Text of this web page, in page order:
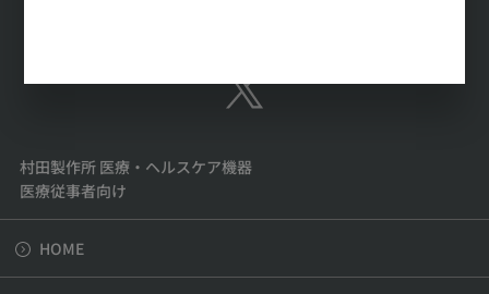
村田製作所 医療・ヘルスケア機器
医療従事者向け
HOME